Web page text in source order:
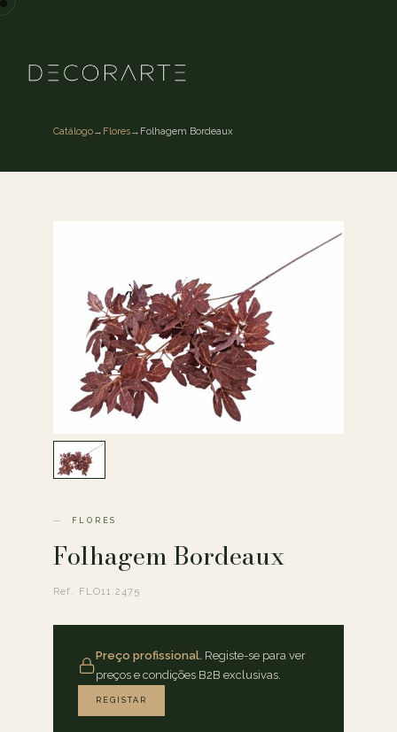
Catálogo→ Flores→ Folhagem Bordeaux
FLORES
Folhagem Bordeaux
Ref. FLO11.2475
Preço profissional. Registe-se para ver
preços e condições B2B exclusivas.
REGISTAR